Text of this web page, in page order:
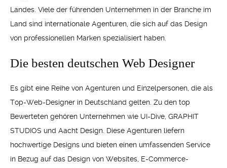
Landes. Viele der führenden Unternehmen in der Branche im
Land sind internationale Agenturen, die sich auf das Design
von professionellen Marken spezialisiert haben.
Die besten deutschen Web Designer
Es gibt eine Reihe von Agenturen und Einzelpersonen, die als
Top-Web-Designer in Deutschland gelten. Zu den top
Bewerteten gehören Unternehmen wie UI-Dive, GRAPHIT
STUDIOS und Aacht Design. Diese Agenturen liefern
hochwertige Designs und bieten einen umfassenden Service
in Bezug auf das Design von Websites, E-Commerce-